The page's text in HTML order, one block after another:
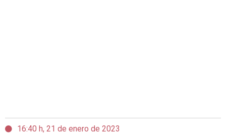
16:40 h, 21 de enero de 2023